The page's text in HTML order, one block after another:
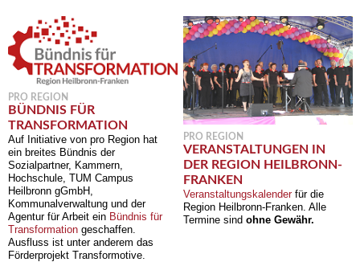
PRO REGION
BÜNDNIS FÜR
TRANSFORMATION
Auf Initiative von pro Region hat
ein breites Bündnis der
Sozialpartner, Kammern,
Hochschule, TUM Campus
Heilbronn gGmbH,
Kommunalverwaltung und der
Agentur für Arbeit ein Bündnis für
Transformation geschaffen.
Ausfluss ist unter anderem das
Förderprojekt Transformotive.
PRO REGION
VERANSTALTUNGEN IN
DER REGION HEILBRONN-
FRANKEN
Veranstaltungskalender für die
Region Heilbronn-Franken. Alle
Termine sind ohne Gewähr.